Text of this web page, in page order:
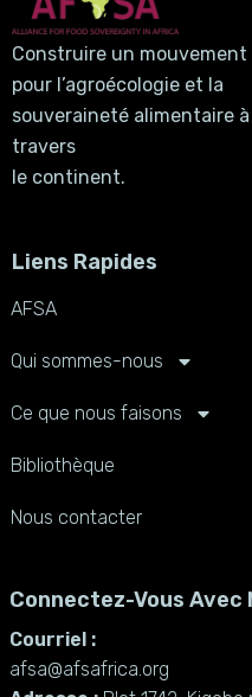
Construire un mouvement
pour l’agroécologie et la
souveraineté alimentaire à
travers
le continent.
Liens Rapides
AFSA
Qui sommes-nous
Ce que nous faisons
Bibliothèque
Nous contacter
Connectez-Vous Avec
Courriel :
afsa@afsafrica.org